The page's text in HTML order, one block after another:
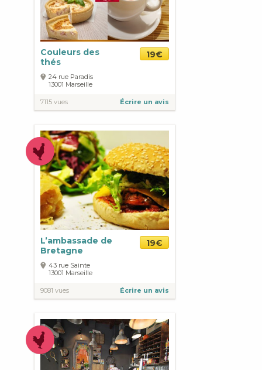
Couleurs des
thés
19€
24 rue Paradis
13001 Marseille
7115 vues Écrire un avis
L’ambassade de
Bretagne
19€
43 rue Sainte
13001 Marseille
9081 vues Écrire un avis